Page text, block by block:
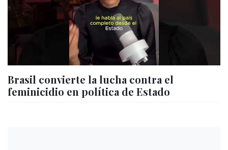
Brasil convierte la lucha contra el
feminicidio en política de Estado